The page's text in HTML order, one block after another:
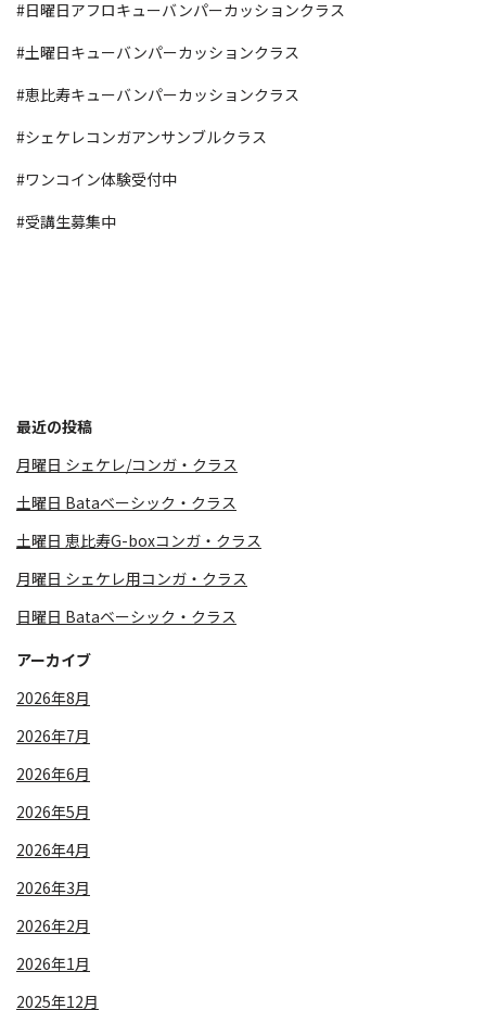
#日曜日アフロキューバンパーカッションクラス
#土曜日キューバンパーカッションクラス
#恵比寿キューバンパーカッションクラス
#シェケレコンガアンサンブルクラス
#ワンコイン体験受付中
#受講生募集中
最近の投稿
月曜日 シェケレ/コンガ・クラス
土曜日 Bataベーシック・クラス
土曜日 恵比寿G-boxコンガ・クラス
月曜日 シェケレ用コンガ・クラス
日曜日 Bataベーシック・クラス
アーカイブ
2026年8月
2026年7月
2026年6月
2026年5月
2026年4月
2026年3月
2026年2月
2026年1月
2025年12月